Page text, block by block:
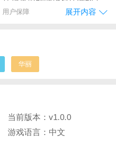
己的奇迹;
;
很快就能够上手的战斗模
验;
用户保障 展开内容
华丽
当前版本：v1.0.0
游戏语言：中文